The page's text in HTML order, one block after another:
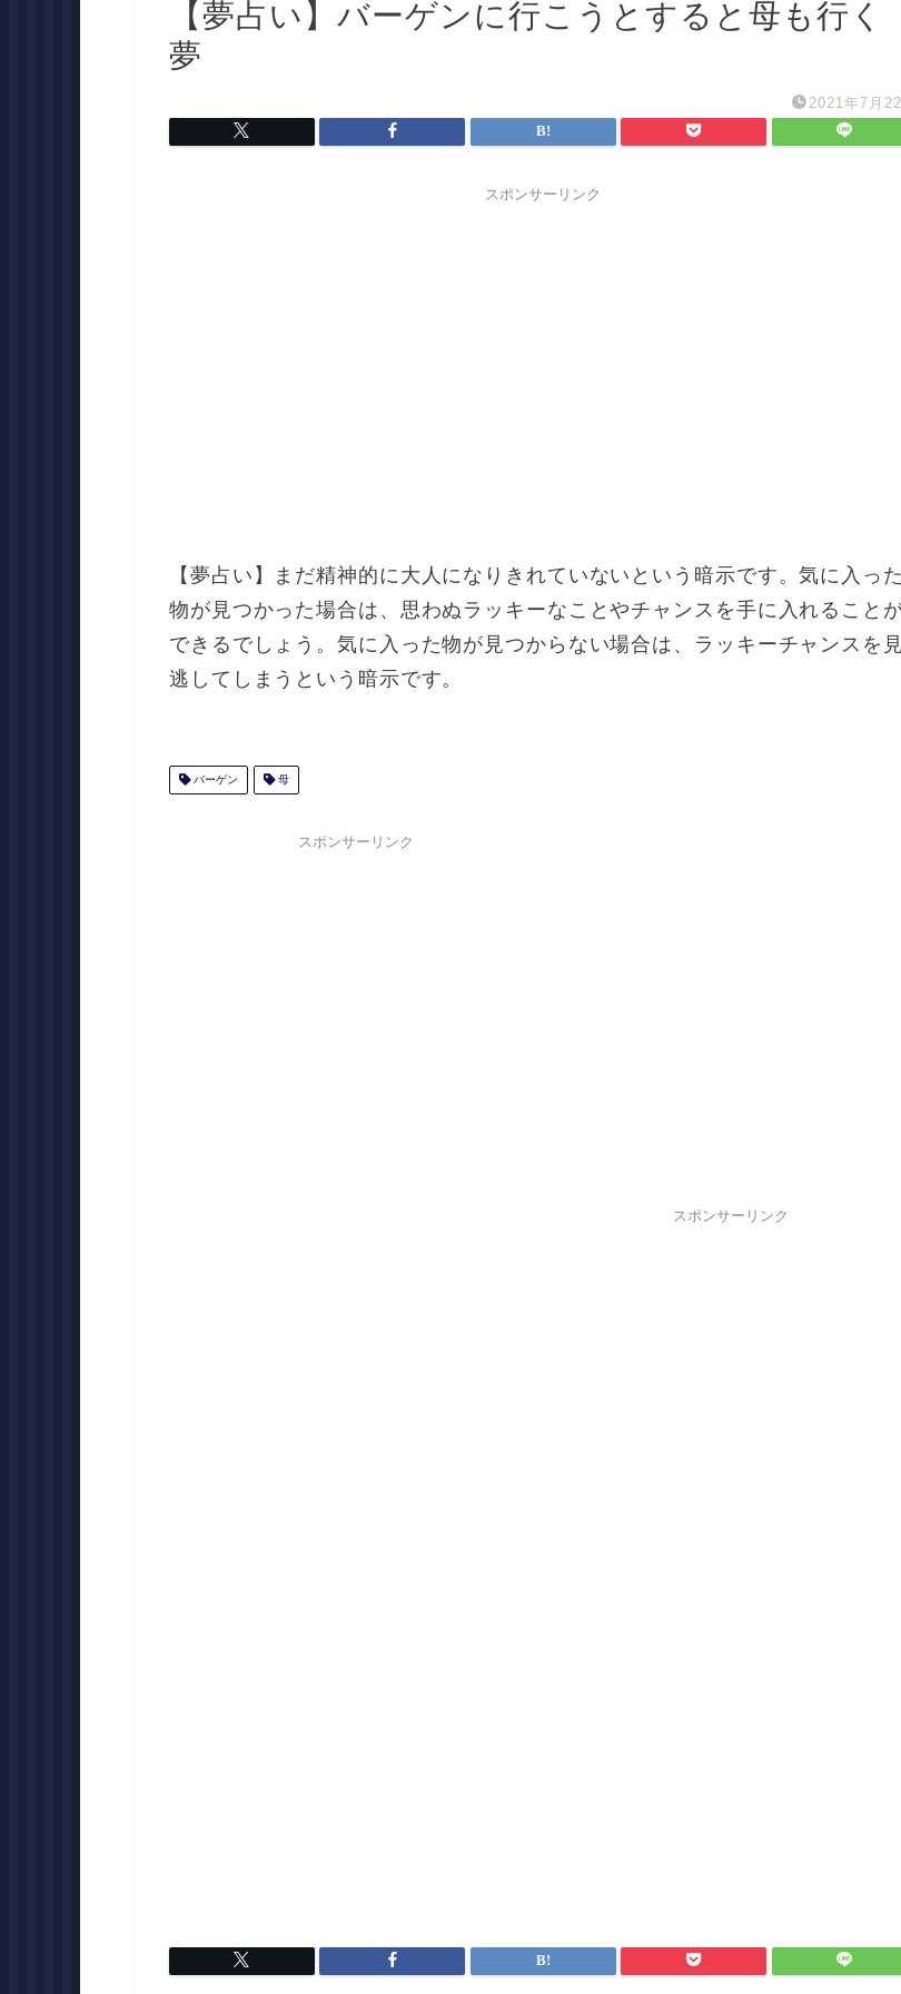
【夢占い】バーゲンに行こうとすると母も行く
夢
2021年7月22
スポンサーリンク
【夢占い】まだ精神的に大人になりきれていないという暗示です。気に入った
物が見つかった場合は、思わぬラッキーなことやチャンスを手に入れること
できるでしょう。気に入った物が見つからない場合は、ラッキーチャンスを見
逃してしまうという暗示です。
バーゲン 母
スポンサーリンク
スポンサーリンク